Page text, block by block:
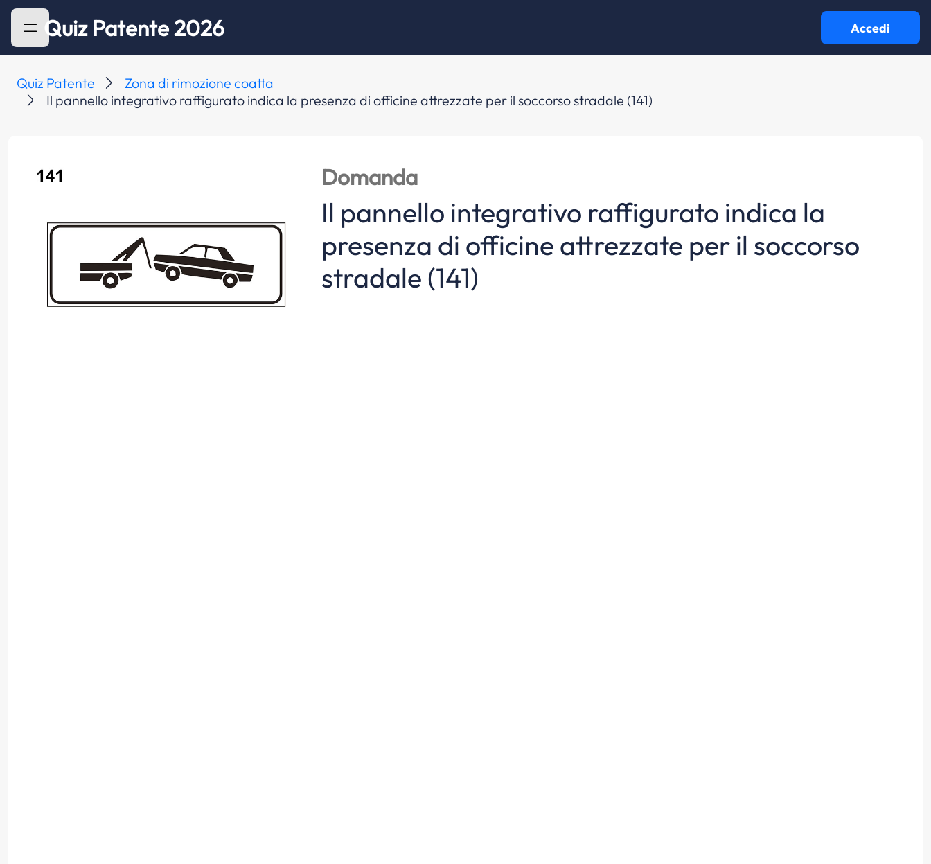
Quiz Patente 2026 Accedi
Quiz Patente
Zona di rimozione coatta
Il pannello integrativo raffigurato indica la presenza di officine attrezzate per il soccorso stradale (141)
Domanda
Il pannello integrativo raffigurato indica la
presenza di officine attrezzate per il soccorso
stradale (141)